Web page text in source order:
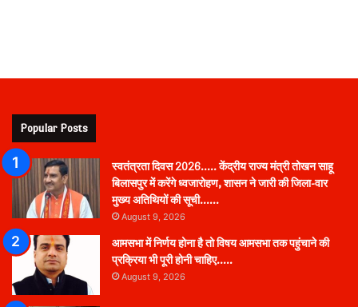
Popular Posts
स्वतंत्रता दिवस 2026….. केंद्रीय राज्य मंत्री तोखन साहू
बिलासपुर में करेंगे ध्वजारोहण, शासन ने जारी की जिला-वार
मुख्य अतिथियों की सूची……
August 9, 2026
आमसभा में निर्णय होना है तो विषय आमसभा तक पहुंचाने की
प्रक्रिया भी पूरी होनी चाहिए…..
August 9, 2026